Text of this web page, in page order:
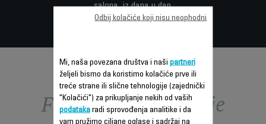
salona, iz dana u dan.
Funkcije – poređenje
Mi, naša povezana društva i naši partneri
željeli bismo da koristimo kolačiće prve ili
treće strane ili slične tehnologije (zajednički
"Kolačići") za prikupljanje nekih od vaših
podatakaradi sprovođenja analitike i da
vam pružimo ciljane oglase i sadržaj na
Odbij kolačiće koji nisu neophodni